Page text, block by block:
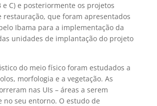
e C) e posteriormente os projetos
restauração, que foram apresentados
Ibama para a implementação da
unidades de implantação do projeto
do meio físico foram estudados a
morfologia e a vegetação. As
nas UIs – áreas a serem
no seu entorno. O estudo de